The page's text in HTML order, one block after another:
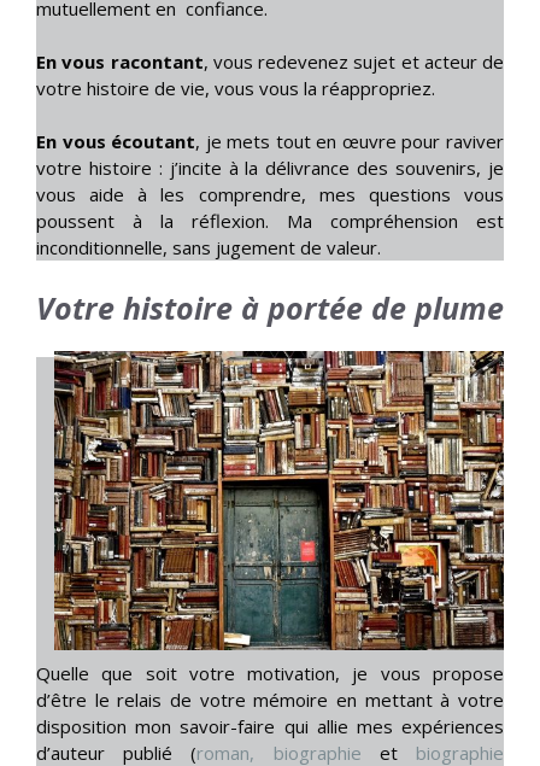
mutuellement en confiance.
En vous racontant, vous redevenez sujet et acteur de
votre histoire de vie, vous vous la réappropriez.
En vous écoutant, je mets tout en œuvre pour raviver
votre histoire : j’incite à la délivrance des souvenirs, je
vous aide à les comprendre, mes questions vous
poussent à la réflexion. Ma compréhension est
inconditionnelle, sans jugement de valeur.
Votre histoire à portée de plume
Quelle que soit votre motivation, je vous propose
d’être le relais de votre mémoire en mettant à votre
disposition mon savoir-faire qui allie mes expériences
d’auteur publié (roman, biographie et biographie